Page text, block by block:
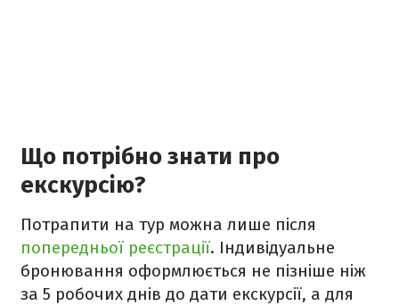
Що потрібно знати про
екскурсію?
Потрапити на тур можна лише після
попередньої реєстрації. Індивідуальне
бронювання оформлюється не пізніше ніж
за 5 робочих днів до дати екскурсії, а для